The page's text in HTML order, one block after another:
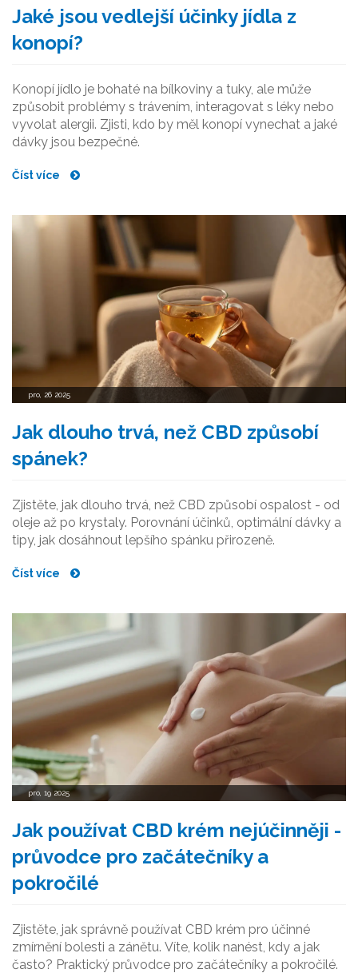
Jaké jsou vedlejší účinky jídla z
konopí?
Konopí jídlo je bohaté na bílkoviny a tuky, ale může
způsobit problémy s trávením, interagovat s léky nebo
vyvolat alergii. Zjisti, kdo by měl konopí vynechat a jaké
dávky jsou bezpečné.
Číst více
pro, 26 2025
Jak dlouho trvá, než CBD způsobí
spánek?
Zjistěte, jak dlouho trvá, než CBD způsobí ospalost - od
oleje až po krystaly. Porovnání účinků, optimální dávky a
tipy, jak dosáhnout lepšího spánku přirozeně.
Číst více
pro, 19 2025
Jak používat CBD krém nejúčinněji -
průvodce pro začátečníky a
pokročilé
Zjistěte, jak správně používat CBD krém pro účinné
zmírnění bolesti a zánětu. Víte, kolik nanést, kdy a jak
často? Praktický průvodce pro začátečníky a pokročilé.